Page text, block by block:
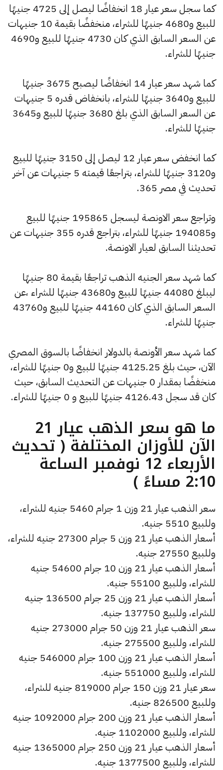
كما سجل سعر عيار 18 انخفاضًا ليصل إلى 4725 جنيهًا
للبيع و4680 جنيهًا للشراء، منخفضًا بقيمة 10 جنيهات
عن السعر السابق الذي كان 4730 جنيهًا للبيع و4690
جنيهًا للشراء.
كما شهد سعر عيار 14 انخفاضًا ليصبح 3675 جنيهًا
للبيع و3640 جنيهًا للشراء، بانخفاض قدره 5 جنيهات
عن السعر السابق الذي بلغ 3680 جنيهًا للبيع و3645
جنيهًا للشراء.
كما انخفض سعر عيار 12 ليصل إلى 3150 جنيهًا للبيع
و3120 جنيهًا للشراء، بتراجعًا قيمته 5 جنيهات عن آخر
تحديث في مصر 365.
وتراجع سعر الاونصة ليسجل 195865 جنيهًا للبيع
و194085 جنيهًا للشراء، بتراجع قدره 355 جنيهات عن
تحديثنا السابق لعيار الاونصة.
كما شهد سعر الجنيه الذهب تراجعًا بقيمة 80 جنيهًا
ليبلغ 44080 جنيهًا للبيع و43680 جنيهًا للشراء ،عن
السعر السابق الذي كان 44160 جنيهًا للبيع و43760
جنيهًا للشراء.
كما شهد سعر الأونصة بالدولار انخفاضًا بالسوق المصري
الآن، حيث بلغ 4125.25 جنيهًا للبيع و0 جنيهًا للشراء،
منخفضًا بمقدار 0 جنيهات عن التحديث السابق، حيث
كان قد سجل 4126.43 جنيهًا للبيع و 0 جنيهًا للشراء.
ما هو سعر الذهب عيار 21
الآن للأوزان المختلفة ( تحديث
الأربعاء 12 نوفمبر الساعة
2:10 مساءً )
سعر الذهب عيار 21 وزن 1 جرام 5460 جنيه للشراء،
وللبيع 5510 جنيه.
أسعار الذهب عيار 21 وزن 5 جرام 27300 جنيه للشراء،
وللبيع 27550 جنيه.
أسعار الذهب عيار 21 وزن 10 جرام 54600 جنيه
للشراء، وللبيع 55100 جنيه.
أسعار الذهب عيار 21 وزن 25 جرام 136500 جنيه
للشراء، وللبيع 137750 جنيه.
سعر الذهب عيار 21 وزن 50 جرام 273000 جنيه
للشراء، وللبيع 275500 جنيه.
أسعار الذهب عيار 21 وزن 100 جرام 546000 جنيه
للشراء، وللبيع 551000 جنيه.
سعر عيار 21 وزن 150 جرام 819000 جنيه للشراء،
وللبيع 826500 جنيه.
أسعار الذهب عيار 21 وزن 200 جرام 1092000 جنيه
للشراء، وللبيع 1102000 جنيه.
أسعار الذهب عيار 21 وزن 250 جرام 1365000 جنيه
للشراء، وللبيع 1377500 جنيه.